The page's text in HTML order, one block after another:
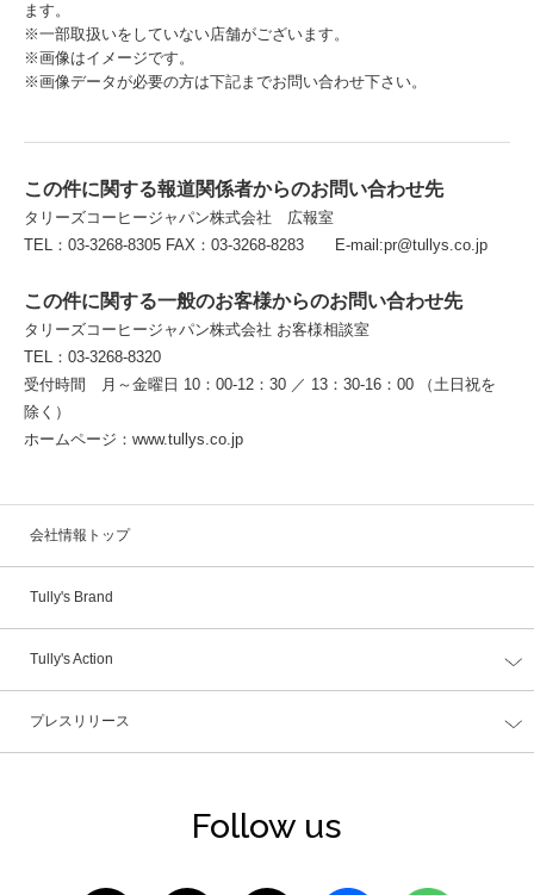
ます。
※一部取扱いをしていない店舗がございます。
※画像はイメージです。
※画像データが必要の方は下記までお問い合わせ下さい。
この件に関する報道関係者からのお問い合わせ先
タリーズコーヒージャパン株式会社 広報室
TEL：03-3268-8305 FAX：03-3268-8283 E-mail:pr@tullys.co.jp
この件に関する一般のお客様からのお問い合わせ先
タリーズコーヒージャパン株式会社 お客様相談室
TEL：03-3268-8320
受付時間 月～金曜日 10：00-12：30 ／ 13：30-16：00 （土日祝を
除く）
ホームページ：www.tullys.co.jp
会社情報トップ
Tully's Brand
Tully's Action
プレスリリース
Follow us